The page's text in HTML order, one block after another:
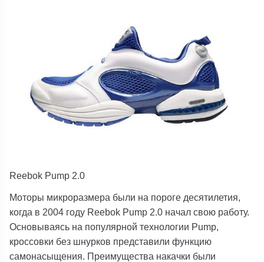
Reebok Pump 2.0
Моторы микроразмера были на пороге десятилетия,
когда в 2004 году Reebok Pump 2.0 начал свою работу.
Основываясь на популярной технологии Pump,
кроссовки без шнурков представили функцию
самонасыщения. Преимущества накачки были